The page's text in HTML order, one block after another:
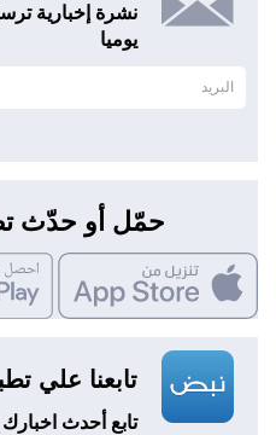
نشرة إخبارية
يوميا
حمّل أو حدّث
تابعنا علي
تابع أحدث